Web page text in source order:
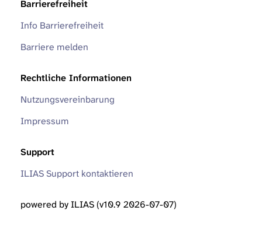
Barrierefreiheit
Info Barrierefreiheit
Barriere melden
Rechtliche Informationen
Nutzungsvereinbarung
Impressum
Support
ILIAS Support kontaktieren
powered by ILIAS (v10.9 2026-07-07)